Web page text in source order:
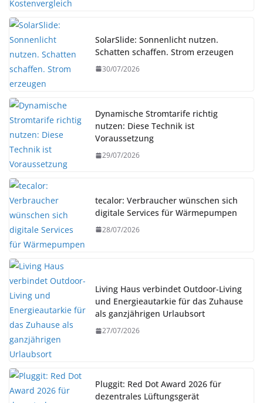
SolarSlide: Sonnenlicht nutzen.
Schatten schaffen. Strom erzeugen
30/07/2026
Dynamische Stromtarife richtig
nutzen: Diese Technik ist
Voraussetzung
29/07/2026
tecalor: Verbraucher wünschen sich
digitale Services für Wärmepumpen
28/07/2026
Living Haus verbindet Outdoor-Living
und Energieautarkie für das Zuhause
als ganzjährigen Urlaubsort
27/07/2026
Pluggit: Red Dot Award 2026 für
dezentrales Lüftungsgerät